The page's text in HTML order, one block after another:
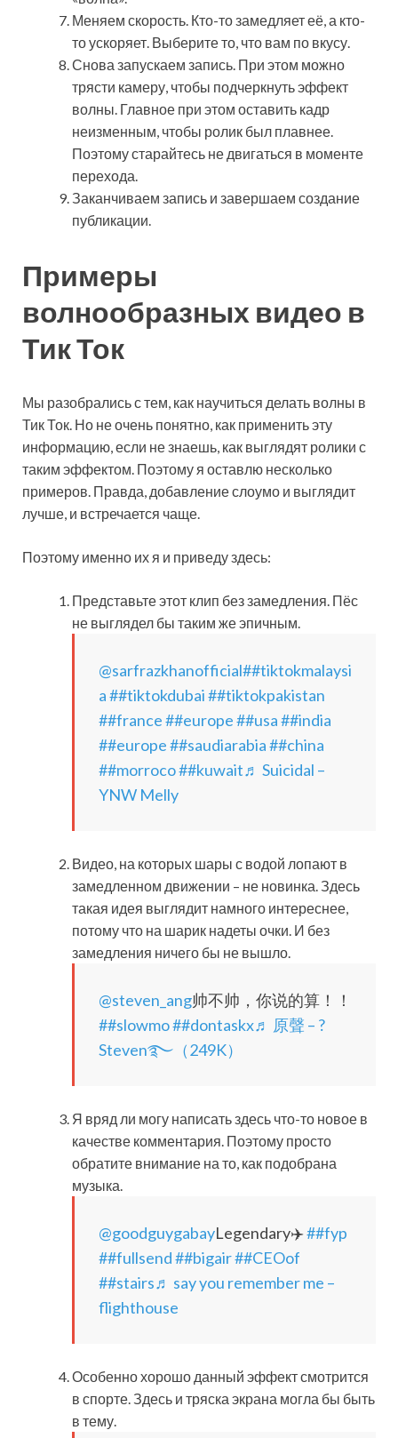
Меняем скорость. Кто-то замедляет её, а кто-
то ускоряет. Выберите то, что вам по вкусу.
Снова запускаем запись. При этом можно
трясти камеру, чтобы подчеркнуть эффект
волны. Главное при этом оставить кадр
неизменным, чтобы ролик был плавнее.
Поэтому старайтесь не двигаться в моменте
перехода.
Заканчиваем запись и завершаем создание
публикации.
Примеры
волнообразных видео в
Тик Ток
Мы разобрались с тем, как научиться делать волны в
Тик Ток. Но не очень понятно, как применить эту
информацию, если не знаешь, как выглядят ролики с
таким эффектом. Поэтому я оставлю несколько
примеров. Правда, добавление слоумо и выглядит
лучше, и встречается чаще.
Поэтому именно их я и приведу здесь:
Представьте этот клип без замедления. Пёс
не выглядел бы таким же эпичным.
@sarfrazkhanofficial##tiktokmalaysi
a##tiktokdubai##tiktokpakistan
##france##europe##usa##india
##europe##saudiarabia##china
##morroco##kuwait♬ Suicidal –
YNW Melly
Видео, на которых шары с водой лопают в
замедленном движении – не новинка. Здесь
такая идея выглядит намного интереснее,
потому что на шарик надеты очки. И без
замедления ничего бы не вышло.
@steven_ang帅不帅，你说的算！！
##slowmo##dontaskx♬ 原聲 – ?
Steven࿐（249K）
Я вряд ли могу написать здесь что-то новое в
качестве комментария. Поэтому просто
обратите внимание на то, как подобрана
музыка.
@goodguygabayLegendary✈️##fyp
##fullsend##bigair##CEOof
##stairs♬ say you remember me –
flighthouse
Особенно хорошо данный эффект смотрится
в спорте. Здесь и тряска экрана могла бы быть
в тему.